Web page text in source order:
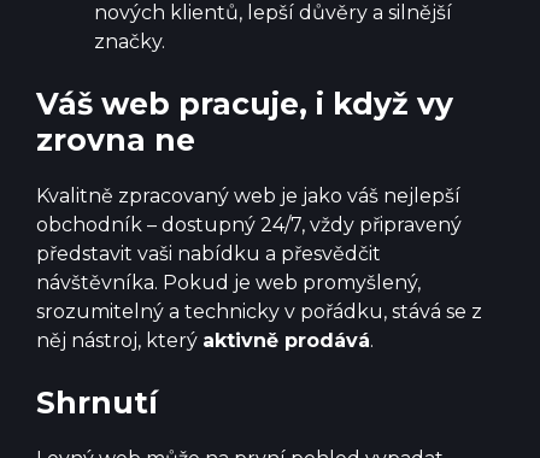
nových klientů, lepší důvěry a silnější
značky.
Váš web pracuje, i když vy
zrovna ne
Kvalitně zpracovaný web je jako váš nejlepší
obchodník – dostupný 24/7, vždy připravený
představit vaši nabídku a přesvědčit
návštěvníka. Pokud je web promyšlený,
srozumitelný a technicky v pořádku, stává se z
něj nástroj, který aktivně prodává.
Shrnutí